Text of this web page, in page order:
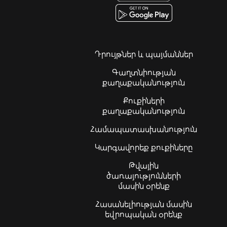
Դրույթներ և պայմաններ
Գաղտնիության
քաղաքականություն
Քուքիների
քաղաքականություն
Համապատասխանություն
Կարգավորեք քուքիները
Թվային
ծառայությունների
մասին օրենք
Հասանելիության մասին
եվրոպական օրենք